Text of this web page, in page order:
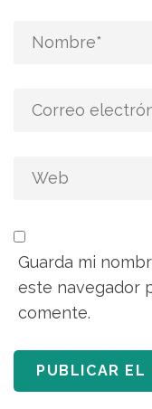
Guarda mi
este navegador
comente.